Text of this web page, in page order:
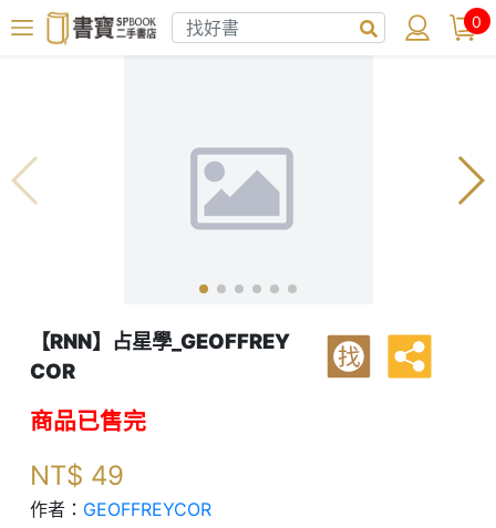
0
【RNN】占星學_GEOFFREY
COR
找
商品已售完
NT$ 49
作者： GEOFFREYCOR